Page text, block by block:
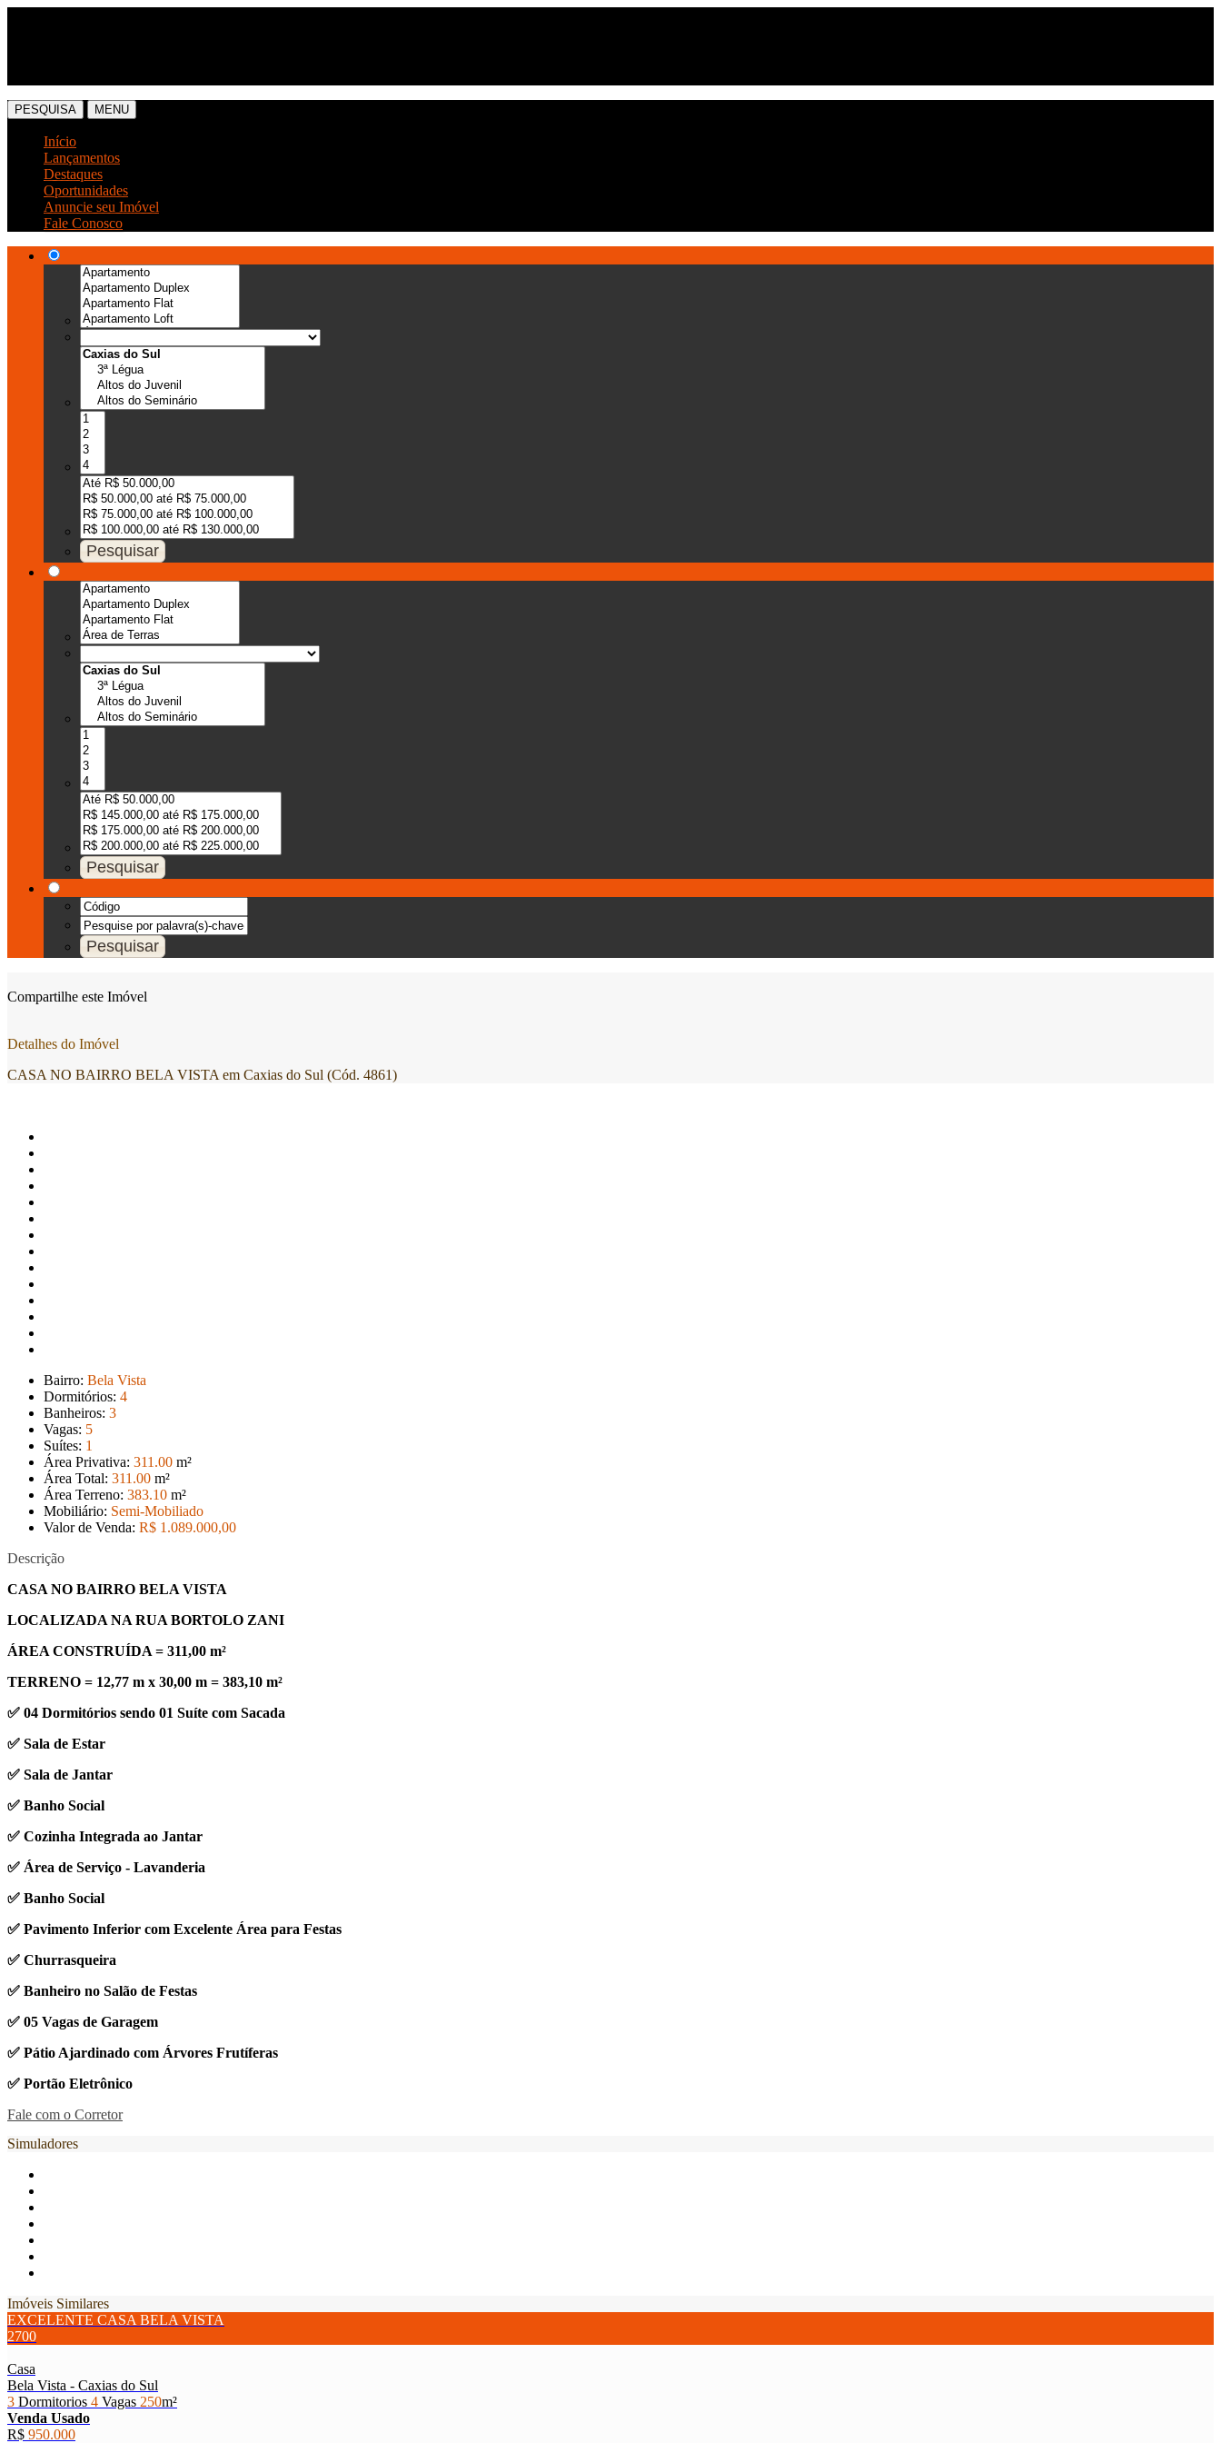
PESQUISA MENU
Início
Lançamentos
Destaques
Oportunidades
Anuncie seu Imóvel
Fale Conosco
Compartilhe este Imóvel
Detalhes do Imóvel
CASA NO BAIRRO BELA VISTA em Caxias do Sul (Cód. 4861)
Bairro: Bela Vista
Dormitórios: 4
Banheiros: 3
Vagas: 5
Suítes: 1
Área Privativa: 311 .00 m²
Área Total: 311 .00 m²
Área Terreno: 383.10 m²
Mobiliário: Semi-Mobiliado
Valor de Venda: R$ 1.089.000,00
Descrição
CASA NO BAIRRO BELA VISTA
LOCALIZADA NA RUA BORTOLO ZANI
ÁREA CONSTRUÍDA = 311,00 m²
TERRENO = 12,77 m x 30,00 m = 383,10 m²
✅ 04 Dormitórios sendo 01 Suíte com Sacada
✅ Sala de Estar
✅ Sala de Jantar
✅ Banho Social
✅ Cozinha Integrada ao Jantar
✅ Área de Serviço - Lavanderia
✅ Banho Social
✅ Pavimento Inferior com Excelente Área para Festas
✅ Churrasqueira
✅ Banheiro no Salão de Festas
✅ 05 Vagas de Garagem
✅ Pátio Ajardinado com Árvores Frutíferas
✅ Portão Eletrônico
Fale com o Corretor
Simuladores
Imóveis Similares
EXCELENTE CASA BELA VISTA
2700
Casa
Bela Vista - Caxias do Sul
3 Dormitorios 4 Vagas 250m²
Venda Usado
R$ 950.000